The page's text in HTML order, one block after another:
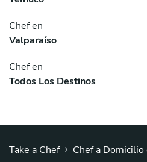
Chef en
Valparaíso
Chef en
Todos Los Destinos
Take a Chef › Chef a Domicilio